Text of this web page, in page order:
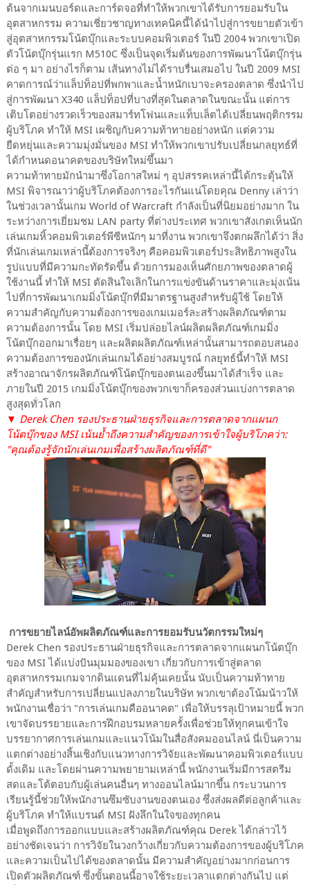
ต้นจากเมนบอร์ดและการ์ดจอที่ทำให้พวกเขาได้รับการยอมรับใน
อุตสาหกรรม ความเชี่ยวชาญทางเทคนิคนี้ได้นำไปสู่การขยายตัวเข้า
สู่อุตสาหกรรมโน้ตบุ๊กและระบบคอมพิวเตอร์ ในปี 2004 พวกเขาเปิด
ตัวโน้ตบุ๊กรุ่นแรก M510C ซึ่งเป็นจุดเริ่มต้นของการพัฒนาโน้ตบุ๊กรุ่น
ต่อ ๆ มา อย่างไรก็ตาม เส้นทางไม่ได้ราบรื่นเสมอไป ในปี 2009 MSI
คาดการณ์ว่าแล็ปท็อปที่พกพาและน้ำหนักเบาจะครองตลาด ซึ่งนำไป
สู่การพัฒนา X340 แล็ปท็อปที่บางที่สุดในตลาดในขณะนั้น แต่การ
เติบโตอย่างรวดเร็วของสมาร์ทโฟนและแท็บเล็ตได้เปลี่ยนพฤติกรรม
ผู้บริโภค ทำให้ MSI เผชิญกับความท้าทายอย่างหนัก แต่ความ
ยืดหยุ่นและความมุ่งมั่นของ MSI ทำให้พวกเขาปรับเปลี่ยนกลยุทธ์ที่
ได้กำหนดอนาคตของบริษัทใหม่ขึ้นมา
ความท้าทายมักนำมาซึ่งโอกาสใหม่ ๆ อุปสรรคเหล่านี้ได้กระตุ้นให้
MSI พิจารณาว่าผู้บริโภคต้องการอะไรกันแน่โดยคุณ Denny เล่าว่า
ในช่วงเวลานั้นเกม World of Warcraft กำลังเป็นที่นิยมอย่างมาก ใน
ระหว่างการเยี่ยมชม LAN party ที่ต่างประเทศ พวกเขาสังเกตเห็นนัก
เล่นเกมหิ้วคอมพิวเตอร์พีซีหนักๆ มาที่งาน พวกเขาจึงตกผลึกได้ว่า สิ่ง
ที่นักเล่นเกมเหล่านี้ต้องการจริงๆ คือคอมพิวเตอร์ประสิทธิภาพสูงใน
รูปแบบที่มีความกะทัดรัดขึ้น ด้วยการมองเห็นศักยภาพของตลาดผู้
ใช้งานนี้ ทำให้ MSI ตัดสินใจเลิกในการแข่งขันด้านราคาและมุ่งเน้น
ไปที่การพัฒนาเกมมิ่งโน้ตบุ๊กที่มีมาตรฐานสูงสำหรับผู้ใช้ โดยให้
ความสำคัญกับความต้องการของเกมเมอร์ละสร้างผลิตภัณฑ์ตาม
ความต้องการนั้น โดย MSI เริ่มปล่อยไลน์ผลิตผลิตภัณฑ์เกมมิ่ง
โน้ตบุ๊กออกมาเรื่อยๆ และผลิตผลิตภัณฑ์เหล่านั้นสามารถตอบสนอง
ความต้องการของนักเล่นเกมได้อย่างสมบูรณ์ กลยุทธ์นี้ทำให้ MSI
สร้างอาณาจักรผลิตภัณฑ์โน้ตบุ๊กของตนเองขึ้นมาได้สำเร็จ และ
ภายในปี 2015 เกมมิ่งโน้ตบุ๊กของพวกเขาก็ครองส่วนแบ่งการตลาด
สูงสุดทั่วโลก
▼ Derek Chen รองประธานฝ่ายธุรกิจและการตลาดจากแผนก
โน้ตบุ๊กของ MSI เน้นย้ำถึงความสำคัญของการเข้าใจผู้บริโภคว่า:
"คุณต้องรู้จักนักเล่นเกมเพื่อสร้างผลิตภัณฑ์ที่ดี"
การขยายไลน์อัพผลิตภัณฑ์และการยอมรับนวัตกรรมใหม่ๆ
Derek Chen รองประธานฝ่ายธุรกิจและการตลาดจากแผนกโน้ตบุ๊ก
ของ MSI ได้แบ่งปันมุมมองของเขา เกี่ยวกับการเข้าสู่ตลาด
อุตสาหกรรมเกมจากดินแดนที่ไม่คุ้นเคยนั้น นับเป็นความท้าทาย
สำคัญสำหรับการเปลี่ยนแปลงภายในบริษัท พวกเขาต้องโน้มน้าวให้
พนักงานเชื่อว่า "การเล่นเกมคืออนาคต" เพื่อให้บรรลุเป้าหมายนี้ พวก
เขาจัดบรรยายและการฝึกอบรมหลายครั้งเพื่อช่วยให้ทุกคนเข้าใจ
บรรยากาศการเล่นเกมและแนวโน้มในสื่อสังคมออนไลน์ นี่เป็นความ
แตกต่างอย่างสิ้นเชิงกับแนวทางการวิจัยและพัฒนาคอมพิวเตอร์แบบ
ดั้งเดิม และโดยผ่านความพยายามเหล่านี้ พนักงานเริ่มมีการสตรีม
สดและโต้ตอบกับผู้เล่นคนอื่นๆ ทางออนไลน์มากขึ้น กระบวนการ
เรียนรู้นี้ช่วยให้พนักงานซึมซับงานของตนเอง ซึ่งส่งผลดีต่อลูกค้าและ
ผู้บริโภค ทำให้แบรนด์ MSI ฝังลึกในใจของทุกคน
เมื่อพูดถึงการออกแบบและสร้างผลิตภัณฑ์คุณ Derek ได้กล่าวไว้
อย่างชัดเจนว่า การวิจัยในวงกว้างเกี่ยวกับความต้องการของผู้บริโภค
และความเป็นไปได้ของตลาดนั้น มีความสำคัญอย่างมากก่อนการ
เปิดตัวผลิตภัณฑ์ ซึ่งขั้นตอนนี้อาจใช้ระยะเวลาแตกต่างกันไป แต่